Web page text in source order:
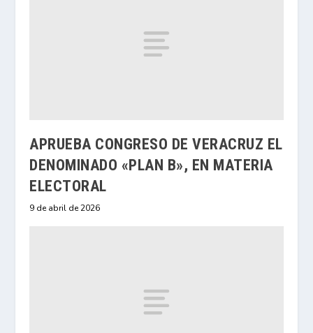
APRUEBA CONGRESO DE VERACRUZ EL
DENOMINADO «PLAN B», EN MATERIA
ELECTORAL
9 de abril de 2026